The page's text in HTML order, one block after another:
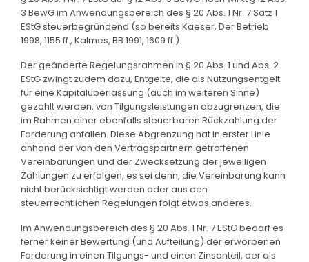
3 BewG im Anwendungsbereich des § 20 Abs. 1 Nr. 7 Satz 1
EStG steuerbegründend (so bereits Kaeser, Der Betrieb
1998, 1155 ff., Kalmes, BB 1991, 1609 ff.).
Der geänderte Regelungsrahmen in § 20 Abs. 1 und Abs. 2
EStG zwingt zudem dazu, Entgelte, die als Nutzungsentgelt
für eine Kapitalüberlassung (auch im weiteren Sinne)
gezahlt werden, von Tilgungsleistungen abzugrenzen, die
im Rahmen einer ebenfalls steuerbaren Rückzahlung der
Forderung anfallen. Diese Abgrenzung hat in erster Linie
anhand der von den Vertragspartnern getroffenen
Vereinbarungen und der Zwecksetzung der jeweiligen
Zahlungen zu erfolgen, es sei denn, die Vereinbarung kann
nicht berücksichtigt werden oder aus den
steuerrechtlichen Regelungen folgt etwas anderes.
Im Anwendungsbereich des § 20 Abs. 1 Nr. 7 EStG bedarf es
ferner keiner Bewertung (und Aufteilung) der erworbenen
Forderung in einen Tilgungs- und einen Zinsanteil, der als